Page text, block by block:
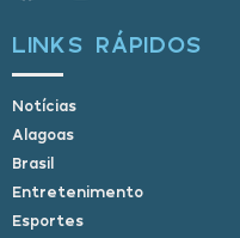
LINKS RÁPIDOS
Notícias
Alagoas
Brasil
Entretenimento
Esportes